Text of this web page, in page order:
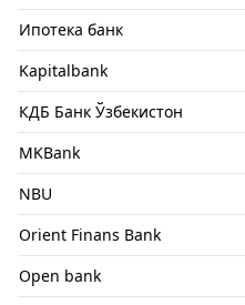
Ипотека банк
Kapitalbank
КДБ Банк Ўзбекистон
MKBank
NBU
Orient Finans Bank
Open bank